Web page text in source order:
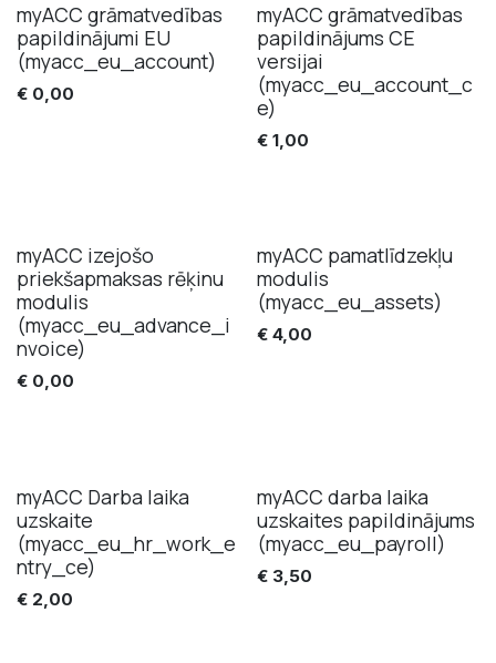
myACC grāmatvedības
papildinājumi EU
(myacc_eu_account)
€ 0,00
myACC grāmatvedības
papildinājums CE
versijai
(myacc_eu_account_c
e)
€ 1,00
Jauns!
myACC izejošo
priekšapmaksas rēķinu
modulis
(myacc_eu_advance_i
nvoice)
€ 0,00
myACC pamatlīdzekļu
modulis
(myacc_eu_assets)
€ 4,00
myACC Darba laika
uzskaite
(myacc_eu_hr_work_e
ntry_ce)
€ 2,00
myACC darba laika
uzskaites papildinājums
(myacc_eu_payroll)
€ 3,50